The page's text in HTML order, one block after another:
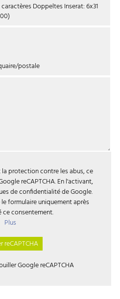
Doppeltes Inserat: 6x31
postale
la protection contre les abus, ce
reCAPTCHA. En l'activant,
de confidentialité de Google.
formulaire uniquement après
ce consentement.
Plus
reCAPTCHA
Google reCAPTCHA